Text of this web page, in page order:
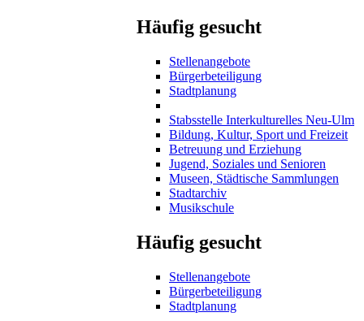
Häufig gesucht
Stellenangebote
Bürgerbeteiligung
Stadtplanung
Stabsstelle Interkulturelles Neu-Ulm
Bildung, Kultur, Sport und Freizeit
Betreuung und Erziehung
Jugend, Soziales und Senioren
Museen, Städtische Sammlungen
Stadtarchiv
Musikschule
Häufig gesucht
Stellenangebote
Bürgerbeteiligung
Stadtplanung